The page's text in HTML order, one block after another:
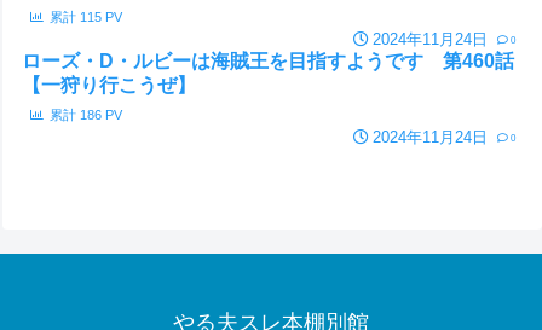
累計 115 PV
2024年11月24日 0
ローズ・D・ルビーは海賊王を目指すようです 第460話
【一狩り行こうぜ】
累計 186 PV
2024年11月24日 0
やる夫スレ本棚別館